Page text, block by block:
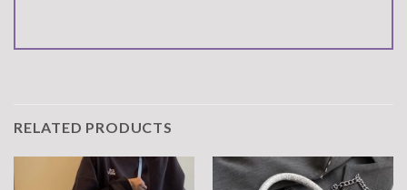
RELATED PRODUCTS